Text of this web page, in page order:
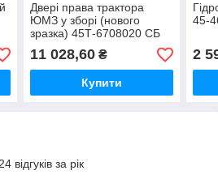
Двері права трактора
ЮМЗ у зборі (нового
зразка) 45Т-6708020 СБ
11 028,60₴
Купити
45-
2
відгуків за рік